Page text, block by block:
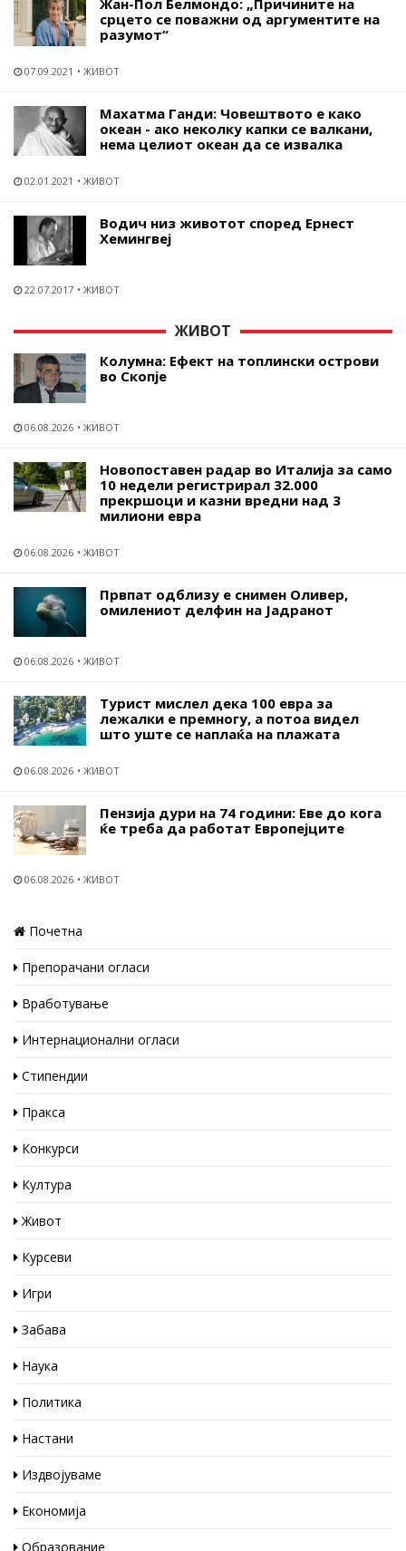
Жан-Пол Белмондо: „Причините на
срцето се поважни од аргументите на
разумот“
07.09.2021 ЖИВОТ
Махатма Ганди: Човештвото е како
океан - ако неколку капки се валкани,
нема целиот океан да се извалка
02.01.2021 ЖИВОТ
Водич низ животот според Ернест
Хемингвеј
22.07.2017 ЖИВОТ
ЖИВОТ
Колумна: Ефект на топлински острови
во Скопје
06.08.2026 ЖИВОТ
Новопоставен радар во Италија за само
10 недели регистрирал 32.000
прекршоци и казни вредни над 3
милиони евра
06.08.2026 ЖИВОТ
Првпат одблизу е снимен Оливер,
омилениот делфин на Јадранот
06.08.2026 ЖИВОТ
Турист мислел дека 100 евра за
лежалки е премногу, а потоа видел
што уште се наплаќа на плажата
06.08.2026 ЖИВОТ
Пензија дури на 74 години: Еве до кога
ќе треба да работат Европејците
06.08.2026 ЖИВОТ
Почетна
Препорачани огласи
Вработување
Интернационални огласи
Стипендии
Пракса
Конкурси
Култура
Живот
Курсеви
Игри
Забава
Наука
Политика
Настани
Издвојуваме
Економија
Образование